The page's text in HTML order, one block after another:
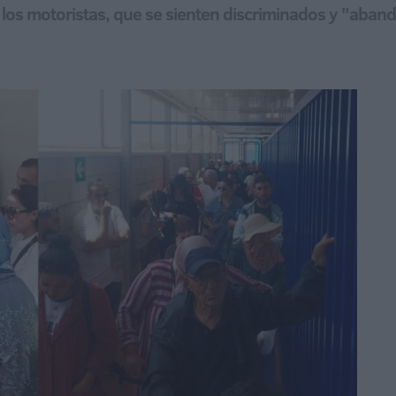
motoristas, que se sienten discriminados y